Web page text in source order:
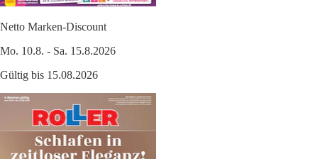
Netto Marken-Discount
Mo. 10.8. - Sa. 15.8.2026
Gültig bis 15.08.2026